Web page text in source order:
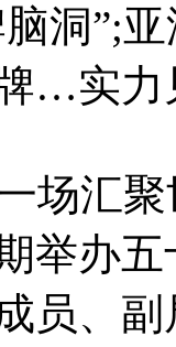
洞”;
…实力
汇聚
举办
员、